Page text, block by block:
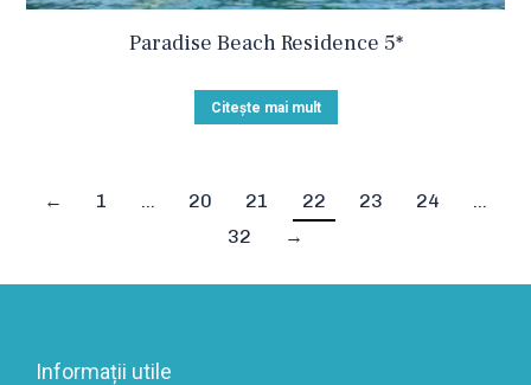
Paradise Beach Residence 5*
Citește mai mult
← 1 … 20 21 22 23 24
…
32
→
Informații utile